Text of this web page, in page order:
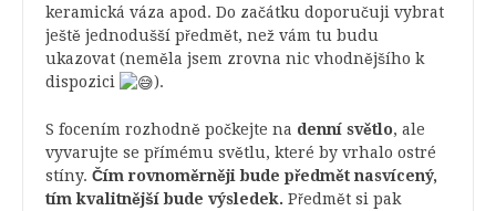
keramická váza apod. Do začátku doporučuji vybrat
ještě jednodušší předmět, než vám tu budu
ukazovat (neměla jsem zrovna nic vhodnějšího k
dispozici
).
S focením rozhodně počkejte na denní světlo, ale
vyvarujte se přímému světlu, které by vrhalo ostré
stíny. Čím rovnoměrněji bude předmět nasvícený,
tím kvalitnější bude výsledek. Předmět si pak